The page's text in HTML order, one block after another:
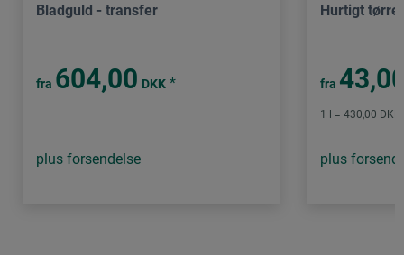
Bladguld - transfer
fra 604,00 DKK *
plus forsendelse
Hurtigt
fra
1 l = 430,00
plus